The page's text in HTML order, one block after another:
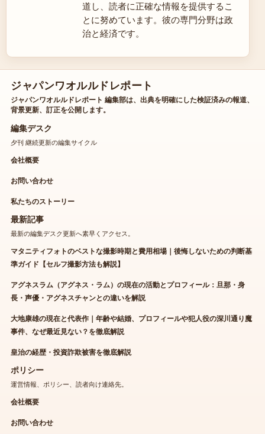
道し、読者に正確な情報を提供するこ
とに努めています。彼の専門分野は政
治と経済です。
ジャパンワオルルドレポート
ジャパンワオルルドレポート 編集部は、出典を明確にした検証済みの報道、
背景更新、訂正を公開します。
編集デスク
夕刊 継続更新の編集サイクル
会社概要
お問い合わせ
私たちのストーリー
最新記事
最新の編集デスク更新へ素早くアクセス。
マタニティフォトのベストな撮影時期と費用相場｜後悔しないための判断基
準ガイド【セルフ撮影方法も解説】
アグネスラム（アグネス・ラム）の現在の活動とプロフィール：旦那・身
長・声優・アグネスチャンとの違いを解説
大地康雄の現在と代表作｜年齢や結婚、プロフィールや犯人役の深川通り魔
事件、なぜ最近見ない？を徹底解説
皇治の経歴・投資詐欺被害を徹底解説
ポリシー
運営情報、ポリシー、読者向け連絡先。
会社概要
お問い合わせ